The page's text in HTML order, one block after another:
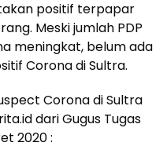
positif terpapar
Meski jumlah PDP
meningkat, belum ada
Corona di Sultra.
Corona di Sultra
dari Gugus Tugas
2020 :